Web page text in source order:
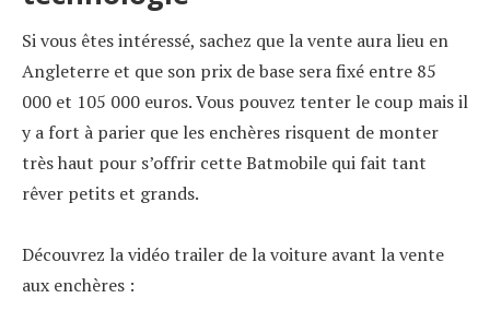
Si vous êtes intéressé, sachez que la vente aura lieu en
Angleterre et que son prix de base sera fixé entre 85
000 et 105 000 euros. Vous pouvez tenter le coup mais il
y a fort à parier que les enchères risquent de monter
très haut pour s’offrir cette Batmobile qui fait tant
rêver petits et grands.
Découvrez la vidéo trailer de la voiture avant la vente
aux enchères :